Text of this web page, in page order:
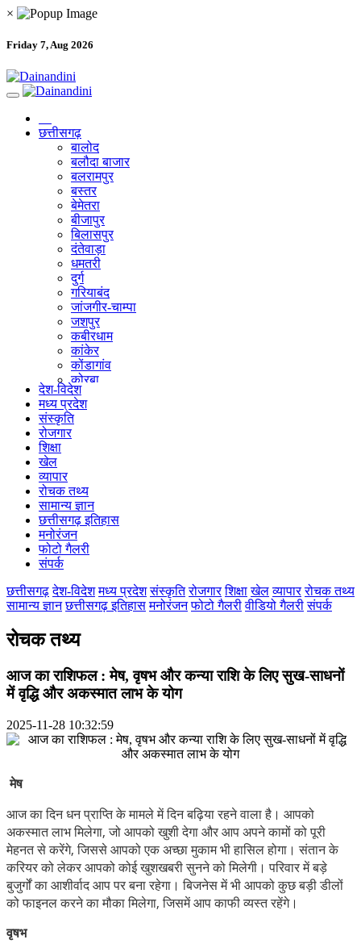
×
Friday 7, Aug 2026
छत्तीसगढ़
बालोद
बलौदा बाजार
बलरामपुर
बस्तर
बेमेतरा
बीजापुर
बिलासपुर
दंतेवाड़ा
धमतरी
दुर्ग
गरियाबंद
जांजगीर-चाम्पा
जशपुर
कबीरधाम
कांकेर
कोंडागांव
कोरबा
कोरिया
महासमुंद
मुंगेली
नारायणपुर
सुकमा
सूरजपुर
सरगुजा
गौरेला पेंड्रा मरवाही
खैरागढ़-छुईखदान-गंडई
सारंगढ़-बिलाईगढ़
मनेन्द्रगढ़ – चिरिमिरी – भरतपुर
सक्ति
देश-विदेश
मध्य प्रदेश
संस्कृति
रोजगार
शिक्षा
खेल
व्यापार
रोचक तथ्य
सामान्य ज्ञान
छत्तीसगढ़ इतिहास
मनोरंजन
फोटो गैलरी
संपर्क
छत्तीसगढ़ देश-विदेश मध्य प्रदेश संस्कृति रोजगार शिक्षा खेल व्यापार रोचक तथ्य
सामान्य ज्ञान छत्तीसगढ़ इतिहास मनोरंजन फोटो गैलरी वीडियो गैलरी संपर्क
रोचक तथ्य
आज का राशिफल : मेष, वृषभ और कन्या राशि के लिए सुख-साधनों
में वृद्धि और अकस्मात लाभ के योग
2025-11-28 10:32:59
मेष
आज का दिन धन प्राप्ति के मामले में दिन बढ़िया रहने वाला है। आपको
अकस्मात लाभ मिलेगा, जो आपको खुशी देगा और आप अपने कामों को पूरी
मेहनत से करेंगे, जिससे आपको एक अच्छा मुकाम भी हासिल होगा। संतान के
करियर को लेकर आपको कोई खुशखबरी सुनने को मिलेगी। परिवार में बड़े
बुजुर्गों का आशीर्वाद आप पर बना रहेगा। बिजनेस में भी आपको कुछ बड़ी डीलों
को फाइनल करने का मौका मिलेगा, जिसमें आप काफी व्यस्त रहेंगे।
वृषभ